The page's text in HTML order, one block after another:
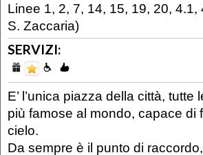
Linee 1, 2, 7, 14, 15, 19, 20,
S. Zaccaria)
SERVIZI:
E’ l’unica piazza della città,
più famose al mondo, capace di
cielo.
Da sempre è il punto di